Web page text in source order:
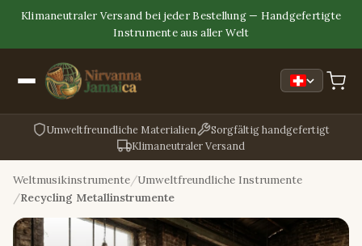
Klimaneutraler Versand bei jeder Bestellung — Handgefertigte
Instrumente aus aller Welt
Umweltfreundliche Materialien
Sorgfältig handgefertigt
Klimaneutraler Versand
Weltmusikinstrumente Umweltfreundliche Instrumente
Recycling Metallinstrumente